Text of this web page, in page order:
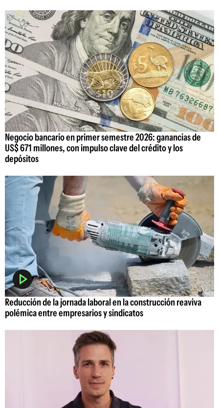
Negocio bancario en primer semestre 2026: ganancias de
US$ 671 millones, con impulso clave del crédito y los
depósitos
Reducción de la jornada laboral en la construcción reaviva
polémica entre empresarios y sindicatos